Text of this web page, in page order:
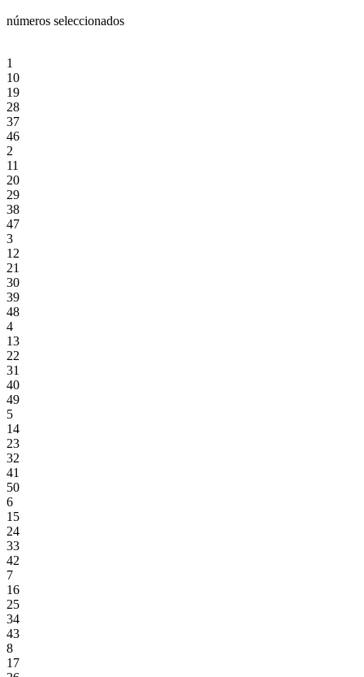
números seleccionados
1
10
19
28
37
46
2
11
20
29
38
47
3
12
21
30
39
48
4
13
22
31
40
49
5
14
23
32
41
50
6
15
24
33
42
7
16
25
34
43
8
17